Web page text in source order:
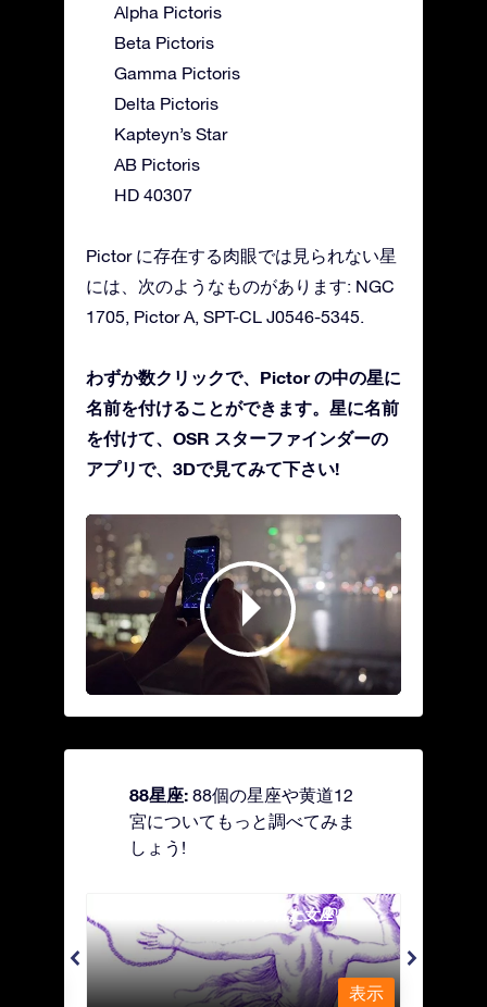
Alpha Pictoris
Beta Pictoris
Gamma Pictoris
Delta Pictoris
Kapteyn’s Star
AB Pictoris
HD 40307
Pictor に存在する肉眼では見られない星
には、次のようなものがあります: NGC
1705, Pictor A, SPT-CL J0546-5345.
わずか数クリックで、Pictor の中の星に
名前を付けることができます。星に名前
を付けて、OSR スターファインダーの
アプリで、3Dで見てみて下さい!
88星座: 88個の星座や黄道12
宮についてもっと調べてみま
しょう!
Andromeda - 鎖で縛られた女座
表示